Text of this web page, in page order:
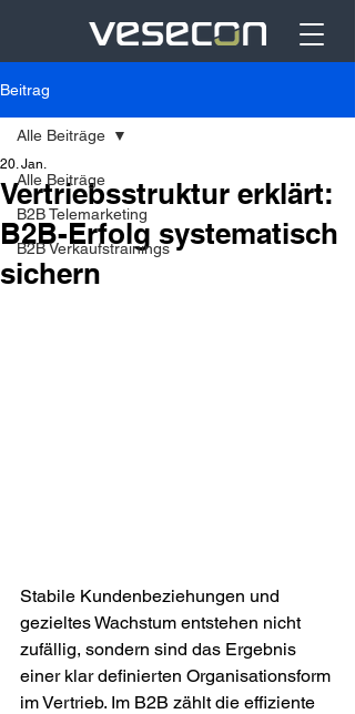
Beitrag
Alle Beiträge
B2B Telemarketing
B2B Verkaufstrainings
Alle Beiträge
Vertriebsstruktur erklärt:
B2B-Erfolg systematisch
sichern
20. Jan.
Stabile Kundenbeziehungen und
gezieltes Wachstum entstehen nicht
zufällig, sondern sind das Ergebnis
einer klar definierten Organisationsform
im Vertrieb. Im B2B zählt die effiziente